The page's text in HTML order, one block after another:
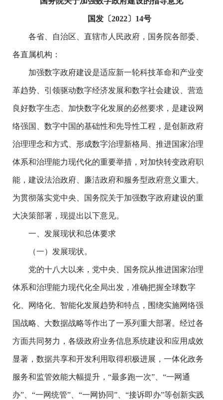
国发〔2022〕14号
各省、自治区、直辖市人民政府，国务院各部委、
各直属机构：
加强数字政府建设是适应新一轮科技革命和产业变
革趋势、引领驱动数字经济发展和数字社会建设、营造
良好数字生态、加快数字化发展的必然要求，是建设网
络强国、数字中国的基础性和先导性工程，是创新政府
治理理念和方式、形成数字治理新格局、推进国家治理
体系和治理能力现代化的重要举措，对加快转变政府职
能，建设法治政府、廉洁政府和服务型政府意义重大。
为贯彻落实党中央、国务院关于加强数字政府建设的重
大决策部署，现提出以下意见。
一、发展现状和总体要求
（一）发展现状。
党的十八大以来，党中央、国务院从推进国家治理
体系和治理能力现代化全局出发，准确把握全球数字
化、网络化、智能化发展趋势和特点，围绕实施网络强
国战略、大数据战略等作出了一系列重大部署。经过各
方面共同努力，各级政府业务信息系统建设和应用成效
显著，数据共享和开发利用取得积极进展，一体化政务
服务和监管效能大幅提升，“最多跑一次”、“一网通
办”、“一网统管”、“一网协同”、“接诉即办”等创新实践